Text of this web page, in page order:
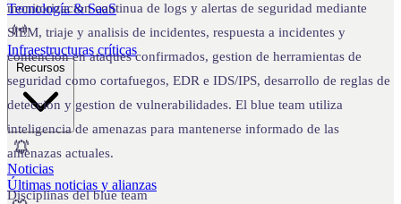
Tecnología & SaaS
Infraestructuras críticas
Noticias
Últimas noticias y alianzas
monitorizacion continua de logs y alertas de seguridad mediante
SIEM, triaje y analisis de incidentes, respuesta a incidentes y
contencion en ataques confirmados, gestion de herramientas de
seguridad como cortafuegos, EDR e IDS/IPS, desarrollo de reglas de
deteccion y gestion de vulnerabilidades. El blue team utiliza
inteligencia de amenazas para mantenerse informado de las
amenazas actuales.
Disciplinas del blue team